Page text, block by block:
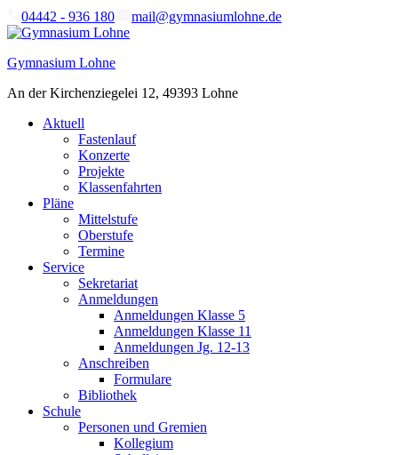
Skip
to
04442 - 936 180 mail@gymnasiumlohne.de
Gymnasium Lohne
An der Kirchenziegelei 12, 49393 Lohne
Aktuell
Fastenlauf
Konzerte
Projekte
Klassenfahrten
Pläne
Mittelstufe
Oberstufe
Termine
Service
Sekretariat
Anmeldungen
Anmeldungen Klasse 5
Anmeldungen Klasse 11
Anmeldungen Jg. 12-13
Anschreiben
Formulare
Bibliothek
Schule
Personen und Gremien
Kollegium